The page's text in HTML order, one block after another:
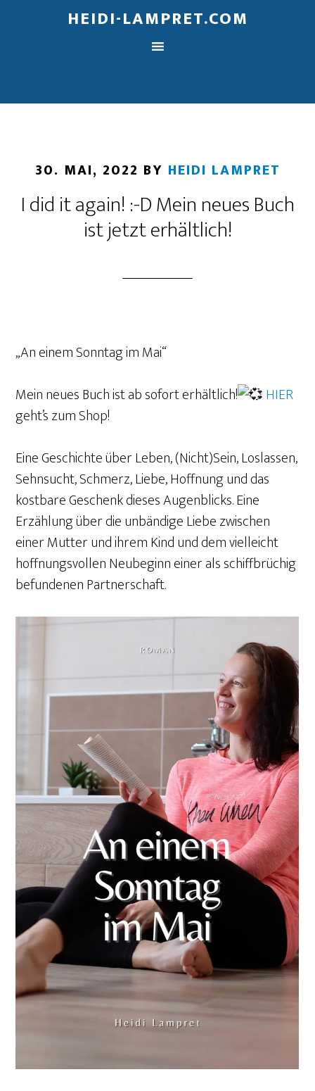
HEIDI-LAMPRET.COM
30. MAI, 2022 BY HEIDI LAMPRET
I did it again! :-D Mein neues Buch
ist jetzt erhältlich!
„An einem Sonntag im Mai“
Mein neues Buch ist ab sofort erhältlich!
HIER
geht’s zum Shop!
Eine Geschichte über Leben, (Nicht)Sein, Loslassen,
Sehnsucht, Schmerz, Liebe, Hoffnung und das
kostbare Geschenk dieses Augenblicks. Eine
Erzählung über die unbändige Liebe zwischen
einer Mutter und ihrem Kind und dem vielleicht
hoffnungsvollen Neubeginn einer als schiffbrüchig
befundenen Partnerschaft.